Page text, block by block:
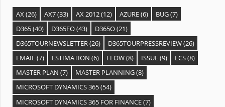
i
v
e
s
AX (26) AX7(33) AX 2012(12) AZURE(6) BUG(7)
D365(40) D365FO(43) D365O(21)
D365TOURNEWSLETTER(26) D365TOURPRESSREVIEW(26)
EMAIL(7) ESTIMATION (6) FLOW(8) ISSUE(9) LCS(8)
MASTER PLAN (7) MASTER PLANNING(8)
MICROSOFT DYNAMICS 365(54)
MICROSOFT DYNAMICS 365 FOR FINANCE(7)